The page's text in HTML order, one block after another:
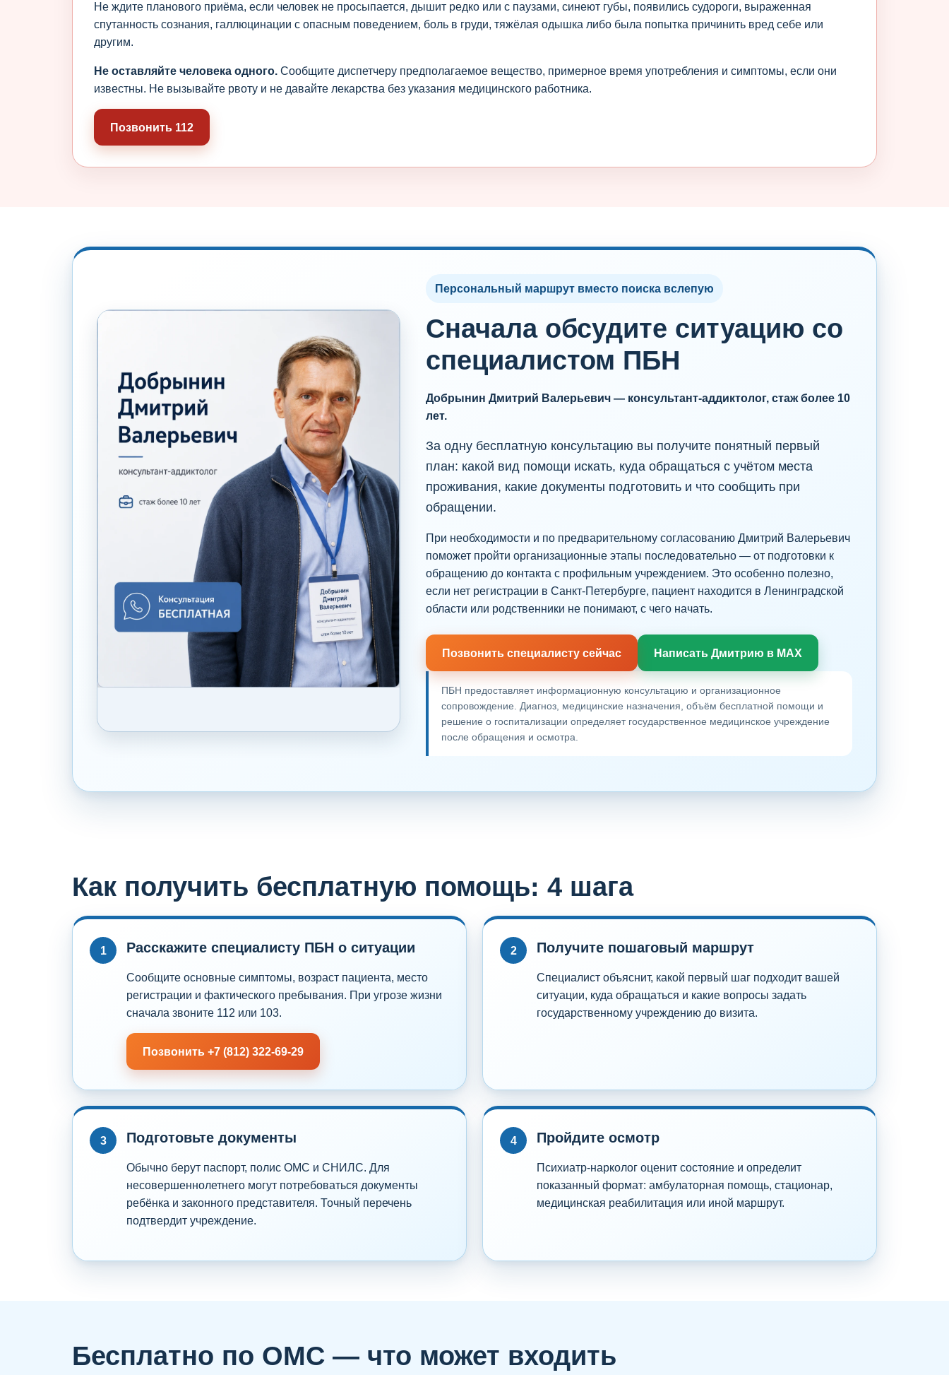
Не ждите планового приёма, если человек не просыпается, дышит редко или с паузами, синеют губы, появились судороги, выраженная
спутанность сознания, галлюцинации с опасным поведением, боль в груди, тяжёлая одышка либо была попытка причинить вред себе или
другим.
Не оставляйте человека одного. Сообщите диспетчеру предполагаемое вещество, примерное время употребления и симптомы, если они
известны. Не вызывайте рвоту и не давайте лекарства без указания медицинского работника.
Позвонить 112
Консультация
БЕСПЛАТНАЯ
Персональный маршрут вместо поиска вслепую
Сначала обсудите ситуацию со
специалистом ПБН
Добрынин Дмитрий Валерьевич — консультант-аддиктолог, стаж более 10
лет.
За одну бесплатную консультацию вы получите понятный первый
план: какой вид помощи искать, куда обращаться с учётом места
проживания, какие документы подготовить и что сообщить при
обращении.
При необходимости и по предварительному согласованию Дмитрий Валерьевич
поможет пройти организационные этапы последовательно — от подготовки к
обращению до контакта с профильным учреждением. Это особенно полезно,
если нет регистрации в Санкт-Петербурге, пациент находится в Ленинградской
области или родственники не понимают, с чего начать.
Позвонить специалисту сейчас Написать Дмитрию в MAX
ПБН предоставляет информационную консультацию и организационное
сопровождение. Диагноз, медицинские назначения, объём бесплатной помощи и
решение о госпитализации определяет государственное медицинское учреждение
после обращения и осмотра.
Как получить бесплатную помощь: 4 шага
1 Расскажите специалисту ПБН о ситуации
Сообщите основные симптомы, возраст пациента, место
регистрации и фактического пребывания. При угрозе жизни
сначала звоните 112 или 103.
Позвонить +7 (812) 322-69-29
2 Получите пошаговый маршрут
Специалист объяснит, какой первый шаг подходит вашей
ситуации, куда обращаться и какие вопросы задать
государственному учреждению до визита.
3 Подготовьте документы
Обычно берут паспорт, полис ОМС и СНИЛС. Для
несовершеннолетнего могут потребоваться документы
ребёнка и законного представителя. Точный перечень
подтвердит учреждение.
4 Пройдите осмотр
Психиатр-нарколог оценит состояние и определит
показанный формат: амбулаторная помощь, стационар,
медицинская реабилитация или иной маршрут.
Бесплатно по ОМС — что может входить